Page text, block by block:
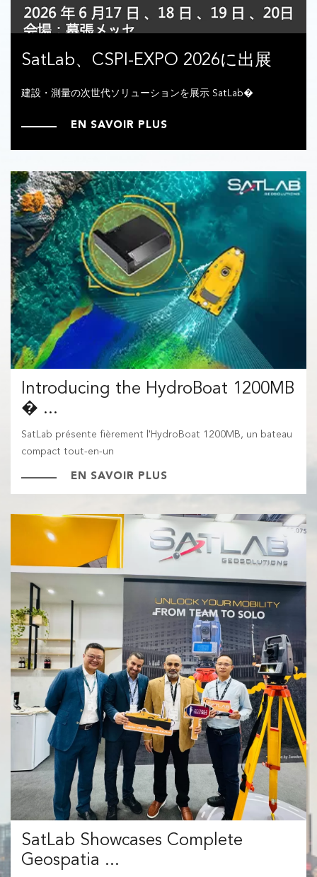
SatLab、CSPI-EXPO 2026に出展
建設・測量の次世代ソリューションを展示 SatLab�
EN SAVOIR PLUS
Introducing the HydroBoat 1200MB
� ...
SatLab présente fièrement l'HydroBoat 1200MB, un bateau
compact tout-en-un
EN SAVOIR PLUS
SatLab Showcases Complete
Geospatia ...